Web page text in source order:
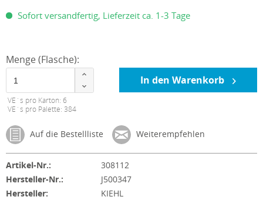
Sofort versandfertig, Lieferzeit ca. 1-3 Tage
Menge (Flasche):
VE´s pro Karton: 6
VE´s pro Palette: 384
In den Warenkorb
Auf die Bestellliste Weiterempfehlen
Artikel-Nr.:
308112
Hersteller-Nr.:
J500347
Hersteller:
KIEHL